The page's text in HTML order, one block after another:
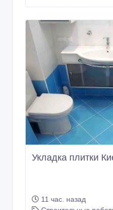
Укладка плитки
11 час. назад